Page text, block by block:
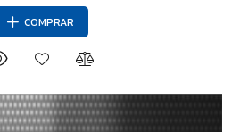
COMPRAR